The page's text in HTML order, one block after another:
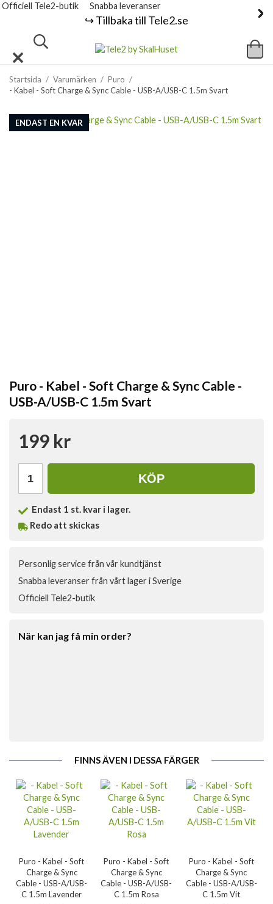
Officiell Tele2-butik Snabba leveranser
↪️ Tillbaka till Tele2.se
Startsida / Varumärken / Puro /
- Kabel - Soft Charge & Sync Cable - USB-A/USB-C 1.5m Svart
ENDAST EN KVAR
Puro - Kabel - Soft Charge & Sync Cable -
USB-A/USB-C 1.5m Svart
199 kr
KÖP
Endast 1 st. kvar i lager.
Redo att skickas
Personlig service från vår kundtjänst
Snabba leveranser från vårt lager i Sverige
Officiell Tele2-butik
När kan jag få min order?
FINNS ÄVEN I DESSA FÄRGER
Puro - Kabel - Soft
Charge & Sync
Cable - USB-A/USB-
C 1.5m Lavender
Puro - Kabel - Soft
Charge & Sync
Cable - USB-A/USB-
C 1.5m Rosa
Puro - Kabel - Soft
Charge & Sync
Cable - USB-A/USB-
C 1.5m Vit